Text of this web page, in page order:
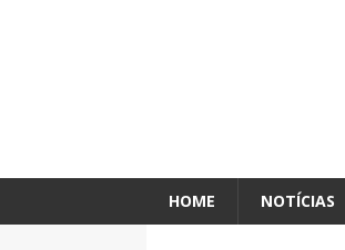
HOME NOTÍCIAS